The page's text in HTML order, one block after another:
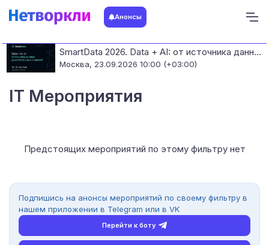
Анонсы
SmartData 2026. Data + AI: от источника данных до работающих моделей
Москва, 23.09.2026 10:00 (+03:00)
IT Мероприятия
Предстоящих мероприятий по этому фильтру нет
Подпишись на анонсы мероприятий по своему фильтру в
нашем приложении в Telegram или в VK
Перейти к боту